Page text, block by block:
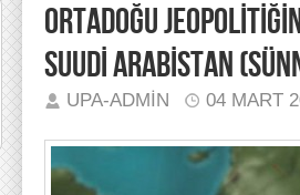
ORTADOĞU
SUUDİ ARABİSTAN
UPA-ADMIN 04 MART